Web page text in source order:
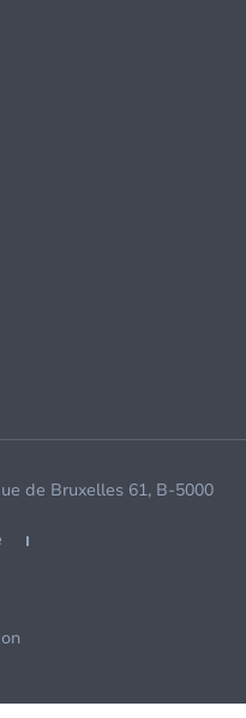
de Bruxelles 61, B-5000